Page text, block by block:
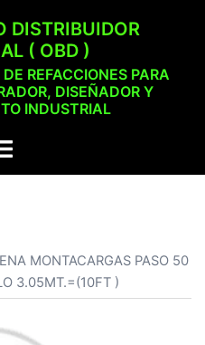
DISTRIBUIDOR
( OBD )
REFACCIONES PARA
DISEÑADOR Y
INDUSTRIAL
MONTACARGAS PASO 50
3.05MT.=(10FT )